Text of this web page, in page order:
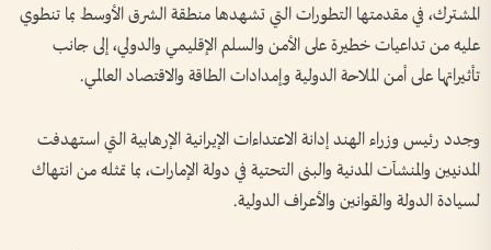
المشترك، في مقدمتها التطورات التي تشهدها منطقة الشرق الأوسط بما تنطوي
عليه من تداعيات خطيرة على الأمن والسلم الإقليمي والدولي، إلى جانب
تأثيراتها على أمن الملاحة الدولية وإمدادات الطاقة والاقتصاد العالمي.
وجدد رئيس وزراء الهند إدانة الاعتداءات الإيرانية الإرهابية التي استهدفت
المدنيين والمنشآت المدنية والبنى التحتية في دولة الإمارات، بما تمثله من انتهاك
لسيادة الدولة والقوانين والأعراف الدولية.